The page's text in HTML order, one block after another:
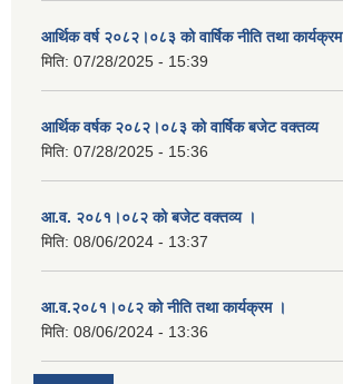
आर्थिक वर्ष २०८२।०८३ को वार्षिक नीति तथा कार्यक्रम
मिति: 07/28/2025 - 15:39
आर्थिक वर्षक २०८२।०८३ को वार्षिक बजेट वक्तव्य
मिति: 07/28/2025 - 15:36
आ.व. २०८१।०८२ को बजेट वक्तव्य ।
मिति: 08/06/2024 - 13:37
आ.व.२०८१।०८२ को नीति तथा कार्यक्रम ।
मिति: 08/06/2024 - 13:36